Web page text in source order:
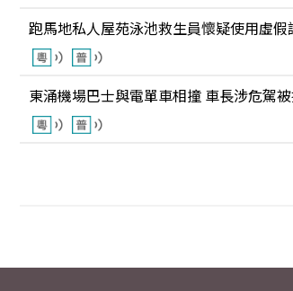
跑馬地私人屋苑泳池救生員懷疑使用虛假
東涌機場巴士與電單車相撞 車長涉危駕